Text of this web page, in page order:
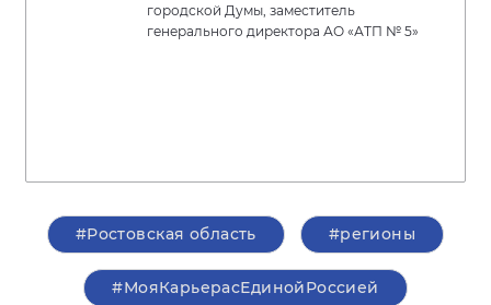
городской Думы, заместитель
генерального директора АО «АТП № 5»
#Ростовская область #регионы
#МояКарьерасЕдинойРоссией